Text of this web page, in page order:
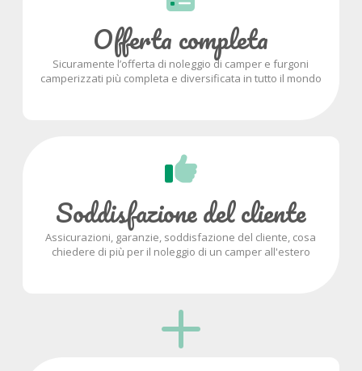
Offerta completa
Sicuramente l’offerta di noleggio di camper e furgoni
camperizzati più completa e diversificata in tutto il mondo
Soddisfazione del cliente
Assicurazioni, garanzie, soddisfazione del cliente, cosa
chiedere di più per il noleggio di un camper all'estero